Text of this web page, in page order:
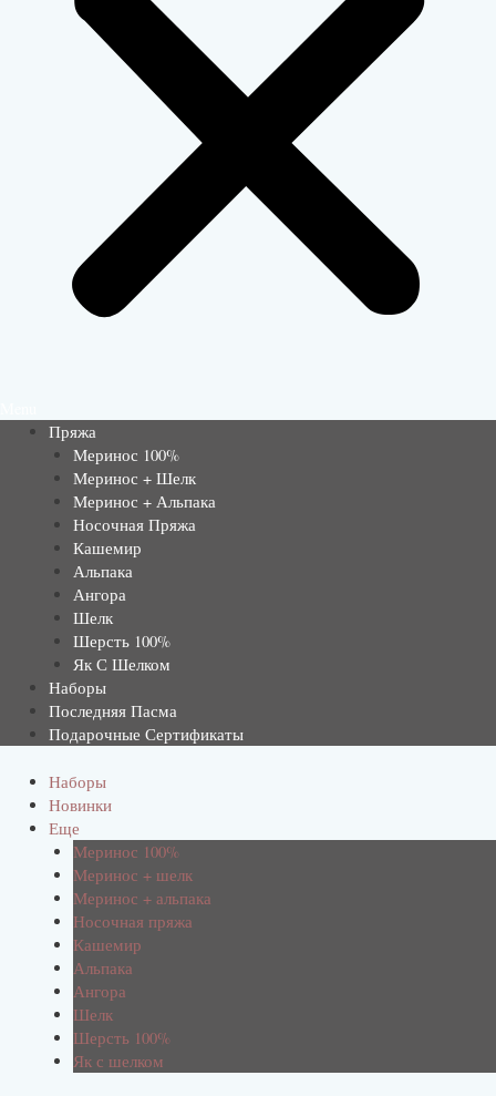
Пряжа
Меринос 100%
Меринос + Шелк
Меринос + Альпака
Носочная Пряжа
Кашемир
Альпака
Ангора
Шелк
Шерсть 100%
Як С Шелком
Наборы
Последняя Пасма
Подарочные Сертификаты
Наборы
Новинки
Еще
Меринос 100%
Меринос + шелк
Меринос + альпака
Носочная пряжа
Кашемир
Альпака
Ангора
Шелк
Шерсть 100%
Як с шелком